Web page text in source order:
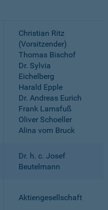
Christian Ritz
(Vorsitzender)
Thomas Bischof
Dr. Sylvia
Eichelberg
Harald Epple
Dr. Andreas Eurich
Frank Lamsfuß
Oliver Schoeller
Alina vom Bruck
Dr. h. c. Josef
Beutelmann
Aktiengesellschaft